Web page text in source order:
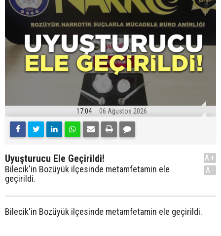
17:04 06 Ağustos 2026
Uyuşturucu Ele Geçirildi!
Bilecik'in Bozüyük ilçesinde metamfetamin ele
geçirildi.
A+
A-
Bilecik'in Bozüyük ilçesinde metamfetamin ele geçirildi.